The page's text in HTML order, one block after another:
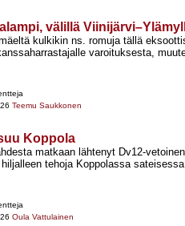
välillä
kulkikin ns. romuja tällä
varoituksesta,
Teemu Saukkonen
Koppola
matkaan lähtenyt Dv12-​
hiljalleen tehoja Koppolassa
Oula Vattulainen